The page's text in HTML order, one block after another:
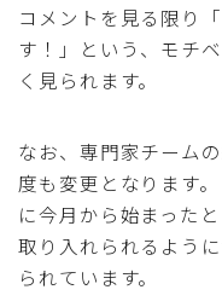
コメントを見る限り
す！」という、モチ
く見られます。
なお、専門家チーム
度も変更となります
に今月から始まった
取り入れられるよう
られています。